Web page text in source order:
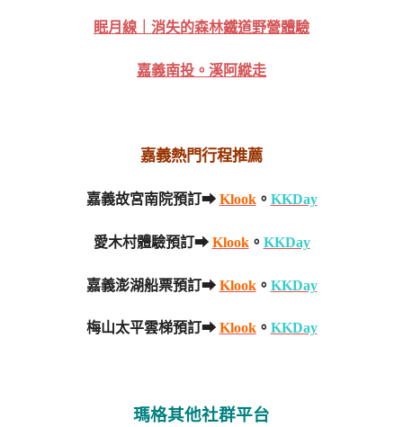
眠月線｜消失的森林鐵道野營體驗
嘉義南投。溪阿縱走
嘉義熱門行程推薦
嘉義故宮南院預訂➡ Klook。 KKDay
愛木村體驗預訂➡ Klook。 KKDay
嘉義澎湖船票預訂➡ Klook。 KKDay
梅山太平雲梯預訂➡ Klook。 KKDay
瑪格其他社群平台